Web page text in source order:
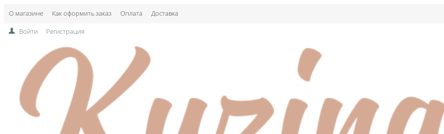
О магазине Как оформить заказ Оплата Доставка
Войти Регистрация